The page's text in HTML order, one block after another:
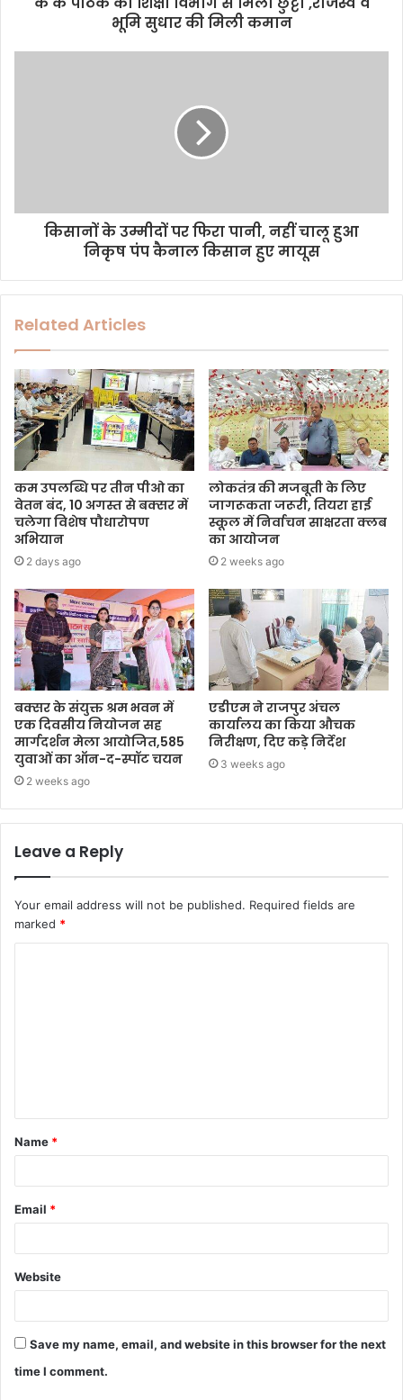
भूमि सुधार की मिली कमान
किसानों के उम्मीदों पर फिरा पानी, नहीं चालू हुआ
निकृष पंप कैनाल किसान हुए मायूस
Related Articles
कम उपलब्धि पर तीन पीओ का
वेतन बंद, 10 अगस्त से बक्सर में
चलेगा विशेष पौधारोपण
अभियान
2 days ago
लोकतंत्र की मजबूती के लिए
जागरूकता जरूरी, तियरा हाई
स्कूल में निर्वाचन साक्षरता क्लब
का आयोजन
2 weeks ago
बक्सर के संयुक्त श्रम भवन में
एक दिवसीय नियोजन सह
मार्गदर्शन मेला आयोजित,585
युवाओं का ऑन-द-स्पॉट चयन
2 weeks ago
एडीएम ने राजपुर अंचल
कार्यालय का किया औचक
निरीक्षण, दिए कड़े निर्देश
3 weeks ago
Leave a Reply
Your email address will not be published. Required fields are
marked *
Name *
Email *
Website
Save my name, email, and website in this browser for the next
time I comment.